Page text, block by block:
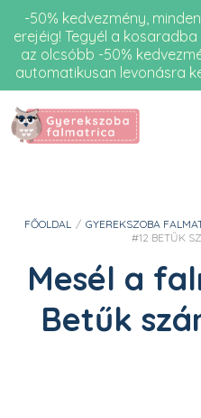
-50% kedvezmény,
erejéig! Tegyél a kosaradba
az olcsóbb -50%
automatikusan levonásra
FŐOLDAL / GYEREKSZOBA
#12 BETŰK
Mesél a
Betűk